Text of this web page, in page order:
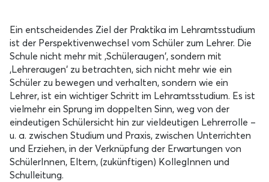
Ein entscheidendes Ziel der Praktika im Lehramtsstudium
ist der Perspektivenwechsel vom Schüler zum Lehrer. Die
Schule nicht mehr mit ‚Schüleraugen‘, sondern mit
‚Lehreraugen‘ zu betrachten, sich nicht mehr wie ein
Schüler zu bewegen und verhalten, sondern wie ein
Lehrer, ist ein wichtiger Schritt im Lehramtsstudium. Es ist
vielmehr ein Sprung im doppelten Sinn, weg von der
eindeutigen Schülersicht hin zur vieldeutigen Lehrerrolle –
u. a. zwischen Studium und Praxis, zwischen Unterrichten
und Erziehen, in der Verknüpfung der Erwartungen von
SchülerInnen, Eltern, (zukünftigen) KollegInnen und
Schulleitung.